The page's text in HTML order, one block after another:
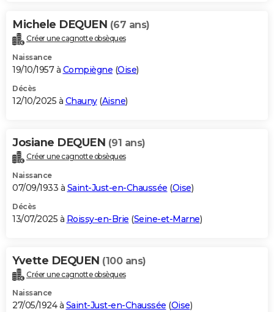
Bricolage
Lifestyle
Culture
Sport
Auto
Television
Voyage
Cinema
Michele DEQUEN (67 ans)
Créer une cagnotte obsèques
Naissance
19/10/1957 à Compiègne (Oise)
Décès
12/10/2025 à Chauny(Aisne)
Josiane DEQUEN (91 ans)
Créer une cagnotte obsèques
Naissance
07/09/1933 à Saint-Just-en-Chaussée (Oise)
Décès
13/07/2025 à Roissy-en-Brie (Seine-et-Marne)
Yvette DEQUEN (100 ans)
Créer une cagnotte obsèques
Naissance
27/05/1924 à Saint-Just-en-Chaussée (Oise)